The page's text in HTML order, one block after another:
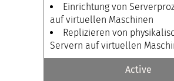
Einrichtung von
auf virtuellen Maschinen
Replizieren von
Servern auf virtuellen
Active